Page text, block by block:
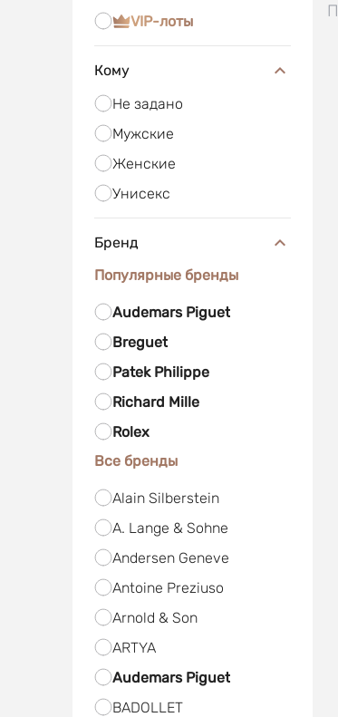
VIP-лоты
Кому
Не задано
Мужские
Женские
Унисекс
Бренд
Популярные бренды
Audemars Piguet
Breguet
Patek Philippe
Richard Mille
Rolex
Все бренды
Alain Silberstein
A. Lange & Sohne
Andersen Geneve
Antoine Preziuso
Arnold & Son
ARTYA
Audemars Piguet
BADOLLET